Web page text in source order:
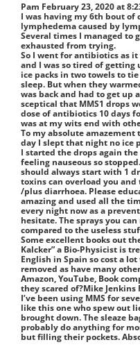
Pam February 23, 2020 at
I was having my 6th bout
lymphedema caused by
Several times I managed to
exhausted from trying.
So I went for antibiotics as
and I was so tired of getting
ice packs in two towels to
sleep. But when they
was back and had to get up
sceptical that MMS1 drops
dose of antibiotics 10 days
was at my wits end with
To my absolute
day I slept that night no ice
I started the drops again
feeling nauseous so
should always start with 1
toxins can overload you
/plus diarrhoea. Please
amazing and used all the
every night now as a
hesitate. The sprays you
compared to the useless
Some excellent books out
Kalcker” a Bio-Physicist is
English in Spain so cost a
removed as have many
Amazon, YouTube, Book
they scared of?Mike Jenkins
I’ve been using MMS for
like this one who spew out
brought down. The sleaze
probably do anything for
but filling their pockets.